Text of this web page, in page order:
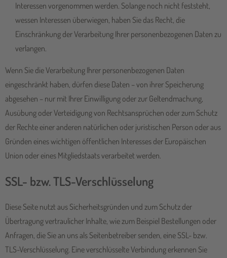
Interessen vorgenommen werden. Solange noch nicht feststeht,
wessen Interessen überwiegen, haben Sie das Recht, die
Einschränkung der Verarbeitung Ihrer personenbezogenen Daten zu
verlangen.
Wenn Sie die Verarbeitung Ihrer personenbezogenen Daten
eingeschränkt haben, dürfen diese Daten – von ihrer Speicherung
abgesehen – nur mit Ihrer Einwilligung oder zur Geltendmachung,
Ausübung oder Verteidigung von Rechtsansprüchen oder zum Schutz
der Rechte einer anderen natürlichen oder juristischen Person oder aus
Gründen eines wichtigen öffentlichen Interesses der Europäischen
Union oder eines Mitgliedstaats verarbeitet werden.
SSL- bzw. TLS-Verschlüsselung
Diese Seite nutzt aus Sicherheitsgründen und zum Schutz der
Übertragung vertraulicher Inhalte, wie zum Beispiel Bestellungen oder
Anfragen, die Sie an uns als Seitenbetreiber senden, eine SSL- bzw.
TLS-Verschlüsselung. Eine verschlüsselte Verbindung erkennen Sie